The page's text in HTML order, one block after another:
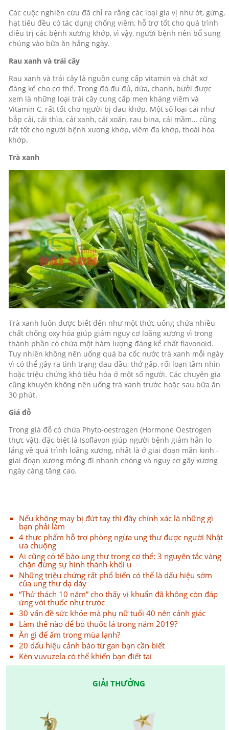
Các cuộc nghiên cứu đã chỉ ra rằng các loại gia vị như ớt, gừng,
hạt tiêu đều có tác dụng chống viêm, hỗ trợ tốt cho quá trình
điều trị các bệnh xương khớp, vì vậy, người bệnh nên bổ sung
chúng vào bữa ăn hằng ngày.
Rau xanh và trái cây
Rau xanh và trái cây là nguồn cung cấp vitamin và chất xơ
đáng kể cho cơ thể. Trong đó đu đủ, dứa, chanh, bưởi được
xem là những loại trái cây cung cấp men kháng viêm và
Vitamin C, rất tốt cho người bị đau khớp. Một số loại cải như
bắp cải, cải thìa, cải xanh, cải xoăn, rau bina, cải mầm… cũng
rất tốt cho người bệnh xương khớp, viêm đa khớp, thoái hóa
khớp.
Trà xanh
Trà xanh luôn được biết đến như một thức uống chứa nhiều
chất chống oxy hóa giúp giảm nguy cơ loãng xương vì trong
thành phần có chứa một hàm lượng đáng kể chất flavonoid.
Tuy nhiên không nên uống quá ba cốc nước trà xanh mỗi ngày
vì có thể gây ra tình trạng đau đầu, thở gấp, rối loạn tầm nhìn
hoặc triệu chứng khó tiêu hóa ở một số người. Các chuyên gia
cũng khuyên không nên uống trà xanh trước hoặc sau bữa ăn
30 phút.
Giá đỗ
Trong giá đỗ có chứa Phyto-oestrogen (Hormone Oestrogen
thực vật), đặc biệt là Isoflavon giúp người bệnh giảm hẳn lo
lắng về quá trình loãng xương, nhất là ở giai đoạn mãn kinh -
giai đoạn xương mỏng đi nhanh chóng và nguy cơ gãy xương
ngày càng tăng cao.
Nếu không may bị đứt tay thì đây chính xác là những gì
bạn phải làm
4 thực phẩm hỗ trợ phòng ngừa ung thư được người Nhật
ưa chuộng
Ai cũng có tế bào ung thư trong cơ thể: 3 nguyên tắc vàng
chặn đứng sự hình thành khối u
Những triệu chứng rất phổ biến có thể là dấu hiệu sớm
của ung thư dạ dày
“Thử thách 10 năm” cho thấy vi khuẩn đã không còn đáp
ứng với thuốc như trước
30 vấn đề sức khỏe mà phụ nữ tuổi 40 nên cảnh giác
Làm thế nào để bỏ thuốc lá trong năm 2019?
Ăn gì để ấm trong mùa lạnh?
20 dấu hiệu cảnh báo từ gan bạn cần biết
Kèn vuvuzela có thể khiến bạn điết tai
GIẢI THƯỞNG